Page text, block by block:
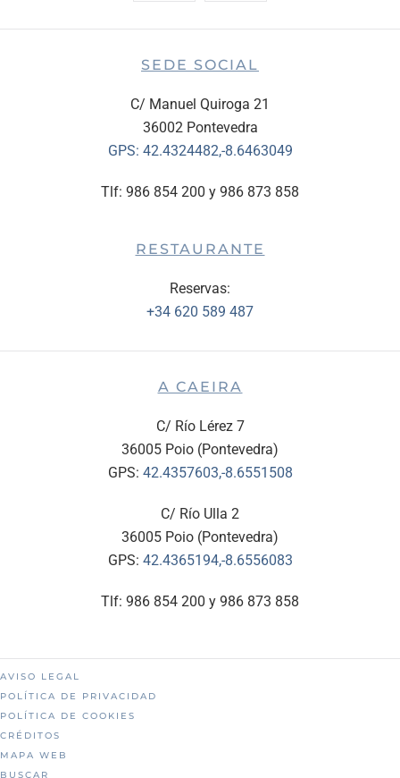
SEDE SOCIAL
C/ Manuel Quiroga 21
36002 Pontevedra
GPS: 42.4324482,-8.6463049
Tlf: 986 854 200 y 986 873 858
RESTAURANTE
Reservas:
+34 620 589 487
A CAEIRA
C/ Río Lérez 7
36005 Poio (Pontevedra)
GPS: 42.4357603,-8.6551508
C/ Río Ulla 2
36005 Poio (Pontevedra)
GPS: 42.4365194,-8.6556083
Tlf: 986 854 200 y 986 873 858
AVISO LEGAL
POLÍTICA DE PRIVACIDAD
POLÍTICA DE COOKIES
CRÉDITOS
MAPA WEB
BUSCAR